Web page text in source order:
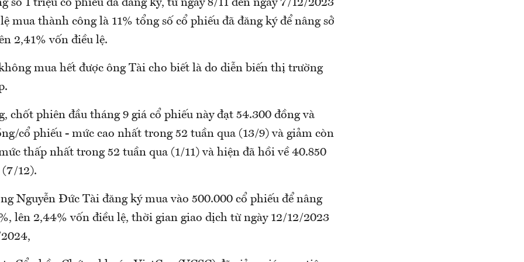
số 1 triệu cổ phiếu đã đăng ký, từ ngày 8/11 đến ngày 7/12/2023
mua thành công là 11% tổng số cổ phiếu đã đăng ký để nâng sở
2,41% vốn điều lệ.
mua hết được ông Tài cho biết là do diễn biến thị trường
chốt phiên đầu tháng 9 giá cổ phiếu này đạt 54.300 đồng và
cổ phiếu - mức cao nhất trong 52 tuần qua (13/9) và giảm còn
thấp nhất trong 52 tuần qua (1/11) và hiện đã hồi về 40.850
(7/12).
Nguyễn Đức Tài đăng ký mua vào 500.000 cổ phiếu để nâng
lên 2,44% vốn điều lệ, thời gian giao dịch từ ngày 12/12/2023